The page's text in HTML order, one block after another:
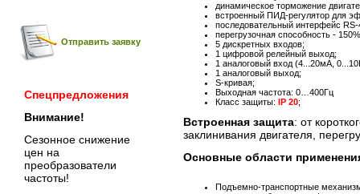
Отправить заявку
Спецпредложения
Внимание!
Сезонное снижение
цен на
преобразователи
частоты!
динамическое торможение
встроенный ПИД-регулятор для
последовательный интерфейс
перегрузочная способность -
5 дискретных входов;
1 цифровой релейный выход;
1 аналоговый вход (4...20мА,
1 аналоговый выход;
S-кривая;
Выходная частота: 0…400Гц
Класс защиты: IP 20;
Встроенная защита: от
заклинивания двигателя,
Основные области
Подъемно-транспортные